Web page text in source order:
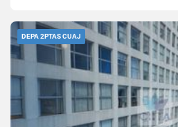
DEPA 2PTAS CUAJ